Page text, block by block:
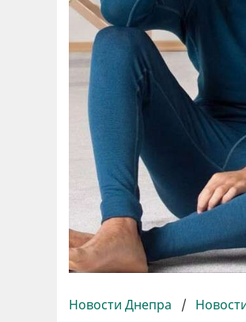
Новости Днепра /